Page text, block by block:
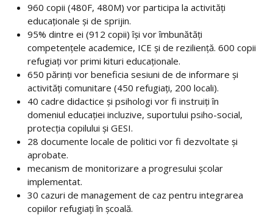
960 copii (480F, 480M) vor participa la activități
educaționale și de sprijin.
95% dintre ei (912 copii) își vor îmbunătăți
competențele academice, ICE și de reziliență. 600 copii
refugiați vor primi kituri educaționale.
650 părinți vor beneficia sesiuni de de informare și
activități comunitare (450 refugiați, 200 locali).
40 cadre didactice și psihologi vor fi instruiți în
domeniul educației incluzive, suportului psiho-social,
protecția copilului și GESI.
28 documente locale de politici vor fi dezvoltate și
aprobate.
mecanism de monitorizare a progresului școlar
implementat.
30 cazuri de management de caz pentru integrarea
copiilor refugiați în școală.